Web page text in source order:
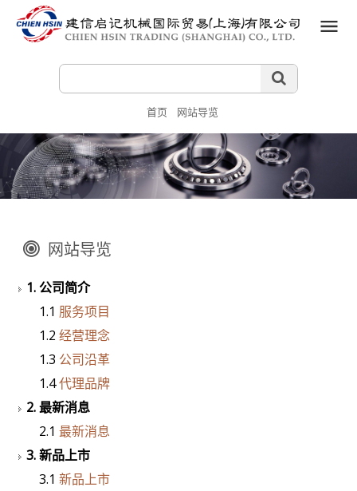
首页 网站导览
网站导览
1. 公司简介
1.1 服务项目
1.2 经营理念
1.3 公司沿革
1.4代理品牌
2. 最新消息
2.1 最新消息
3. 新品上市
3.1 新品上市